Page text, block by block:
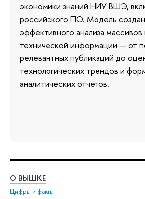
экономики знаний НИУ ВШЭ,
российского ПО. Модель
эффективного анализа массивов
технической информации — от
релевантных публикаций до
технологических трендов и
аналитических отчетов.
О ВЫШКЕ
Цифры и факты